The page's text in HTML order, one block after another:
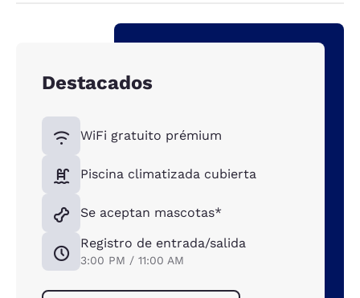
Destacados
WiFi gratuito prémium
Piscina climatizada cubierta
Se aceptan mascotas*
Registro de entrada/salida
3:00 PM / 11:00 AM